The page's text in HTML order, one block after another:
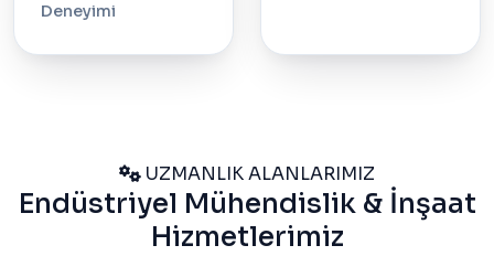
Deneyimi
UZMANLIK ALANLARIMIZ
Endüstriyel Mühendislik & İnşaat
Hizmetlerimiz